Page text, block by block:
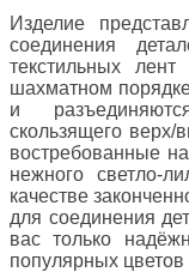
Изделие
соединения
текстильных
шахматном
и
скользящего
востребованные
нежного светло-
качестве
для соединения
вас только
популярных